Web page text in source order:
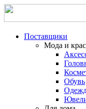
Поставщики
Мода и
Обувь